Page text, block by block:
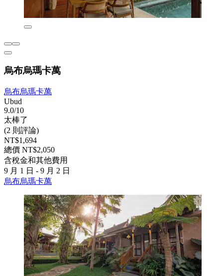
烏布烏瑪卡萬
烏布烏瑪卡萬
Ubud
9.0/10
太棒了
(2 則評論)
NT$1,694
總價 NT$2,050
含稅金和其他費用
9 月 1 日 - 9 月 2 日
烏布烏瑪卡萬